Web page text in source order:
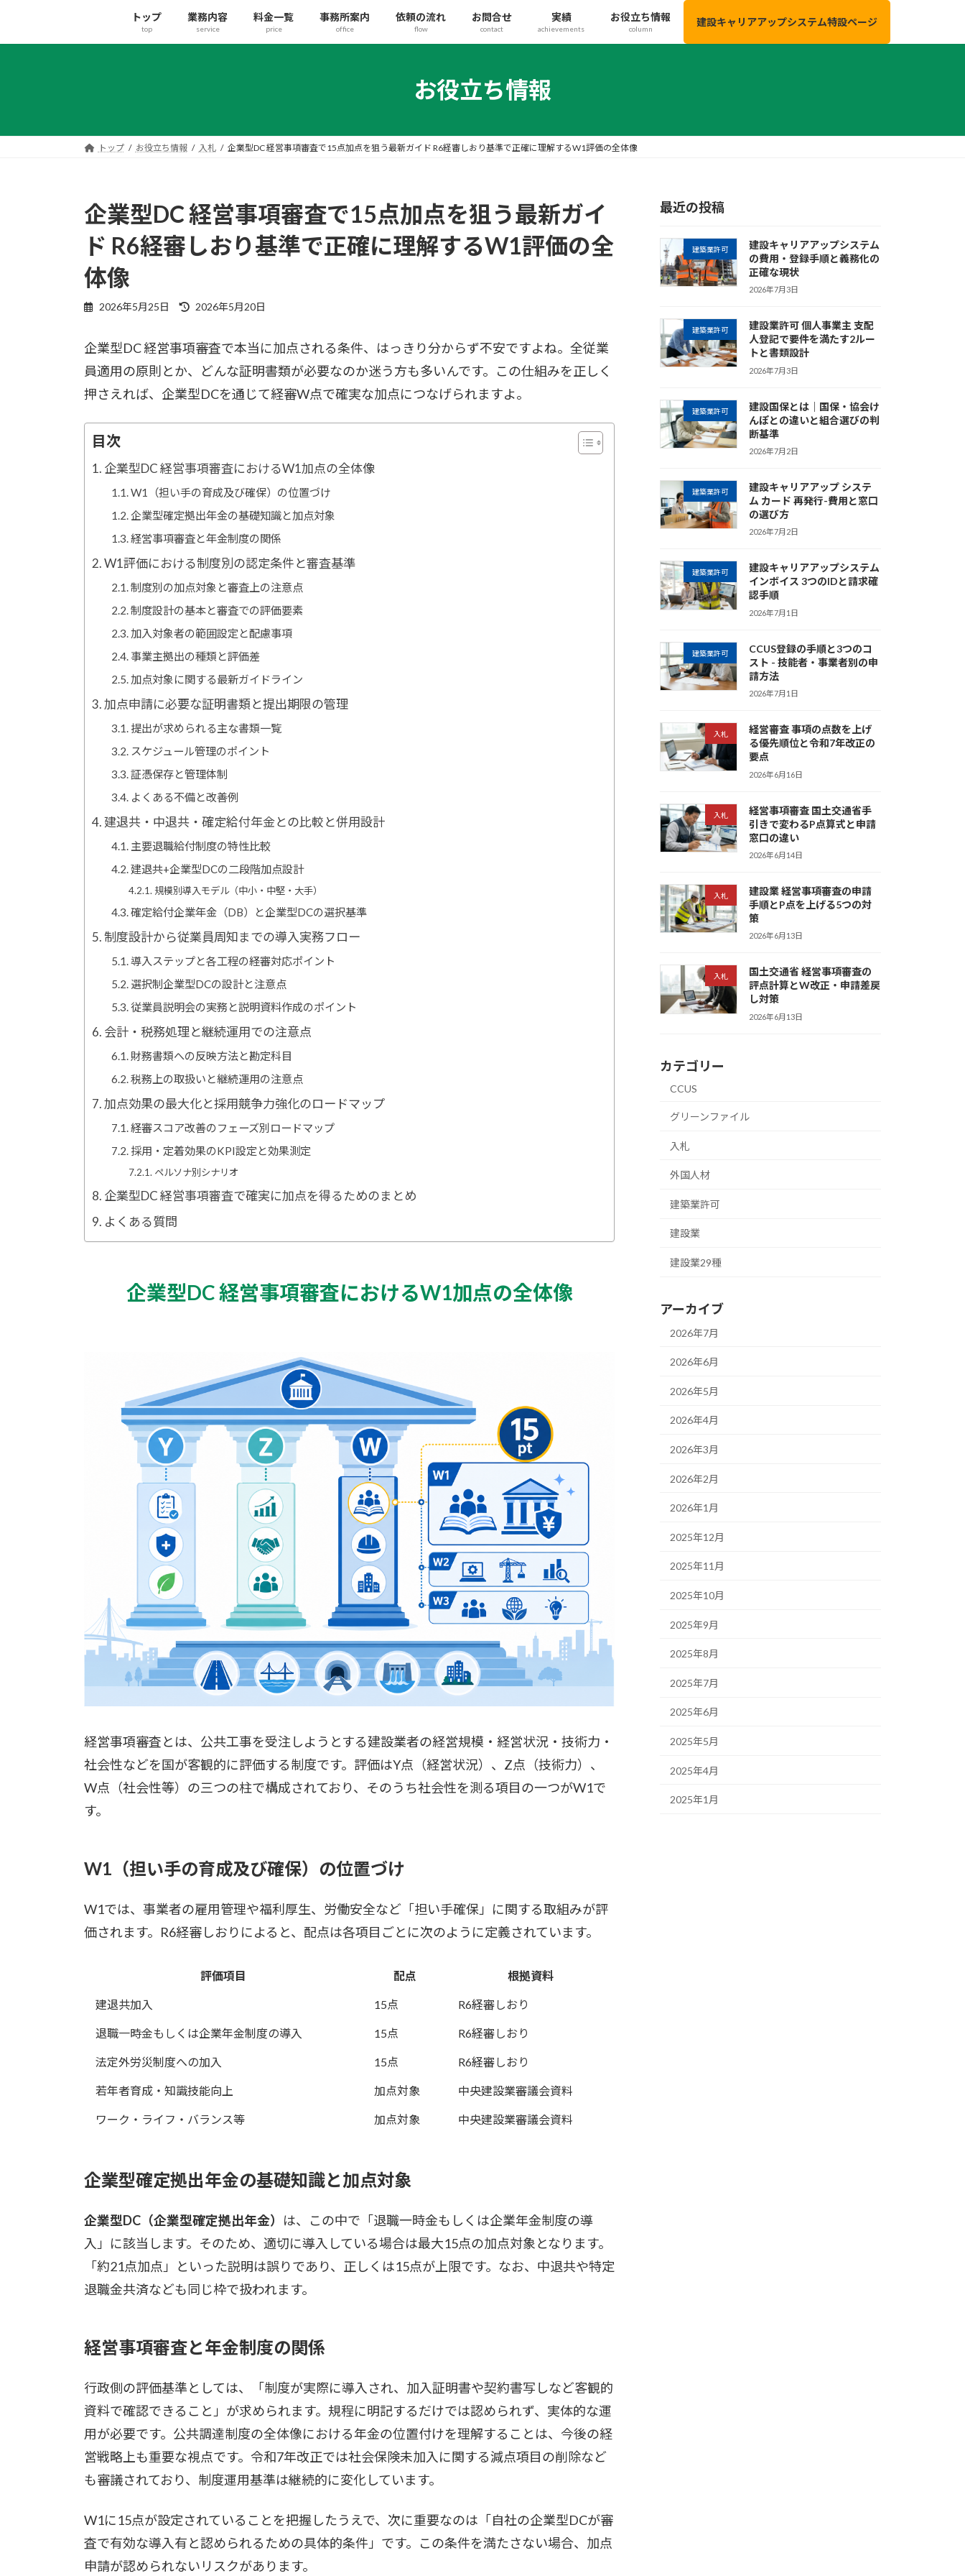
テ
ゲ
トップ
top
業務内容
service
料金一覧
price
事務所案内
office
依頼の流れ
flow
お問合せ
contact
実績
achievements
お役立ち情報
column
建設キャリアアップシステム特設ページ
お役立ち情報
トップ お役立ち情報 入札 企業型DC 経営事項審査で15点加点を狙う最新ガイド R6経審しおり基準で正確に理解するW1評価の全体像
企業型DC 経営事項審査で15点加点を狙う最新ガイ
ド R6経審しおり基準で正確に理解するW1評価の全
体像
2026年5月25日
最
新
日
時
:
2026年5月20日
企業型DC 経営事項審査で本当に加点される条件、はっきり分からず不安ですよね。全従業
員適用の原則とか、どんな証明書類が必要なのか迷う方も多いんです。この仕組みを正しく
押さえれば、企業型DCを通じて経審W点で確実な加点につなげられますよ。
企業型DC 経営事項審査におけるW1加点の全体像
W1（担い手の育成及び確保）の位置づけ
企業型確定拠出年金の基礎知識と加点対象
経営事項審査と年金制度の関係
W1評価における制度別の認定条件と審査基準
制度別の加点対象と審査上の注意点
制度設計の基本と審査での評価要素
加入対象者の範囲設定と配慮事項
事業主拠出の種類と評価差
加点対象に関する最新ガイドライン
加点申請に必要な証明書類と提出期限の管理
提出が求められる主な書類一覧
スケジュール管理のポイント
証憑保存と管理体制
よくある不備と改善例
建退共・中退共・確定給付年金との比較と併用設計
主要退職給付制度の特性比較
建退共+企業型DCの二段階加点設計
規模別導入モデル（中小・中堅・大手）
確定給付企業年金（DB）と企業型DCの選択基準
制度設計から従業員周知までの導入実務フロー
導入ステップと各工程の経審対応ポイント
選択制企業型DCの設計と注意点
従業員説明会の実務と説明資料作成のポイント
会計・税務処理と継続運用での注意点
財務書類への反映方法と勘定科目
税務上の取扱いと継続運用の注意点
加点効果の最大化と採用競争力強化のロードマップ
経審スコア改善のフェーズ別ロードマップ
採用・定着効果のKPI設定と効果測定
ペルソナ別シナリオ
企業型DC 経営事項審査で確実に加点を得るためのまとめ
よくある質問
企業型DC 経営事項審査におけるW1加点の全体像
経営事項審査とは、公共工事を受注しようとする建設業者の経営規模・経営状況・技術力・
社会性などを国が客観的に評価する制度です。評価はY点（経営状況）、Z点（技術力）、
W点（社会性等）の三つの柱で構成されており、そのうち社会性を測る項目の一つがW1で
す。
W1（担い手の育成及び確保）の位置づけ
W1では、事業者の雇用管理や福利厚生、労働安全など「担い手確保」に関する取組みが評
価されます。R6経審しおりによると、配点は各項目ごとに次のように定義されています。
評価項目 配点 根拠資料
建退共加入 15点 R6経審しおり
退職一時金もしくは企業年金制度の導入 15点 R6経審しおり
法定外労災制度への加入 15点 R6経審しおり
若年者育成・知識技能向上 加点対象 中央建設業審議会資料
ワーク・ライフ・バランス等 加点対象 中央建設業審議会資料
企業型確定拠出年金の基礎知識と加点対象
企業型DC（企業型確定拠出年金） は、この中で「退職一時金もしくは企業年金制度の導
入」に該当します。そのため、適切に導入している場合は最大15点の加点対象となります。
「約21点加点」といった説明は誤りであり、正しくは15点が上限です。なお、中退共や特定
退職金共済なども同じ枠で扱われます。
経営事項審査と年金制度の関係
行政側の評価基準としては、「制度が実際に導入され、加入証明書や契約書写しなど客観的
資料で確認できること」が求められます。規程に明記するだけでは認められず、実体的な運
用が必要です。公共調達制度の全体像における年金の位置付けを理解することは、今後の経
営戦略上も重要な視点です。令和7年改正では社会保険未加入に関する減点項目の削除など
も審議されており、制度運用基準は継続的に変化しています。
W1に15点が設定されていることを把握したうえで、次に重要なのは「自社の企業型DCが審
査で有効な導入有と認められるための具体的条件」です。この条件を満たさない場合、加点
申請が認められないリスクがあります。
最近の投稿
建築業許可
建設キャリアアップシステム
の費用・登録手順と義務化の
正確な現状
2026年7月3日
建築業許可
建設業許可 個人事業主 支配
人登記で要件を満たす2ルー
トと書類設計
2026年7月3日
建築業許可
建設国保とは｜国保・協会け
んぽとの違いと組合選びの判
断基準
2026年7月2日
建築業許可
建設キャリアアップ システ
ム カード 再発行-費用と窓口
の選び方
2026年7月2日
建築業許可
建設キャリアアップシステム
インボイス 3つのIDと請求確
認手順
2026年7月1日
建築業許可
CCUS登録の手順と3つのコ
スト - 技能者・事業者別の申
請方法
2026年7月1日
入札
経営審査 事項の点数を上げ
る優先順位と令和7年改正の
要点
2026年6月16日
入札
経営事項審査 国土交通省手
引きで変わるP点算式と申請
窓口の違い
2026年6月14日
入札
建設業 経営事項審査の申請
手順とP点を上げる5つの対
策
2026年6月13日
入札
国土交通省 経営事項審査の
評点計算とW改正・申請差戻
し対策
2026年6月13日
カテゴリー
CCUS
グリーンファイル
入札
外国人材
建築業許可
建設業
建設業29種
アーカイブ
2026年7月
2026年6月
2026年5月
2026年4月
2026年3月
2026年2月
2026年1月
2025年12月
2025年11月
2025年10月
2025年9月
2025年8月
2025年7月
2025年6月
2025年5月
2025年4月
2025年1月